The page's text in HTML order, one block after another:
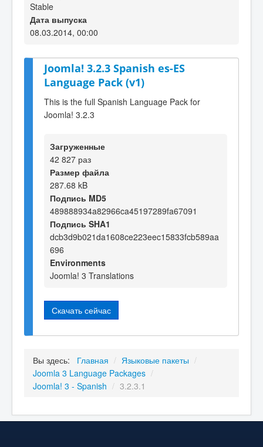
Stable
Дата выпуска
08.03.2014, 00:00
Joomla! 3.2.3 Spanish es-ES
Language Pack (v1)
This is the full Spanish Language Pack for
Joomla! 3.2.3
Загруженные
42 827 раз
Размер файла
287.68 kB
Подпись MD5
489888934a82966ca45197289fa67091
Подпись SHA1
dcb3d9b021da1608ce223eec15833fcb589aa
696
Environments
Joomla! 3 Translations
Скачать сейчас
Вы здесь: Главная / Языковые пакеты /
Joomla 3 Language Packages /
Joomla! 3 - Spanish / 3.2.3.1